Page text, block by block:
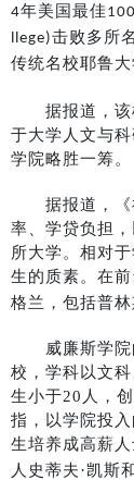
4年美国最佳 100
llege)击败多所
传统名校耶鲁
据报道，
于大学人文与
学院略胜一筹。
据报道，
率、学贷负担
所大学。相对
生的质素。在前
格兰，包括普林
威廉斯学
校，学科以文
生小于20 人，
指，以学院投
生培养成高薪
人史蒂夫·凯斯